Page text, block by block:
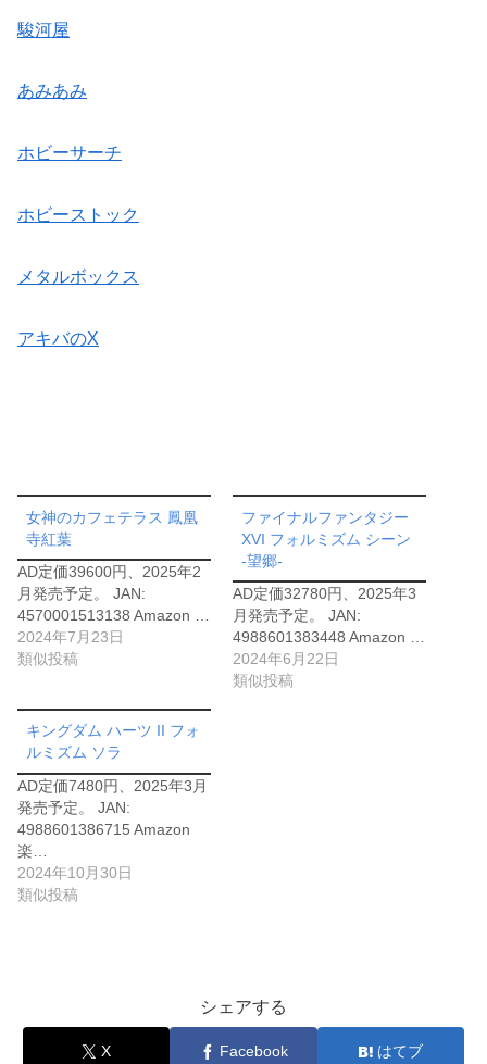
駿河屋
あみあみ
ホビーサーチ
ホビーストック
メタルボックス
アキバのX
女神のカフェテラス 鳳凰
寺紅葉
AD定価39600円、2025年2
月発売予定。 JAN:
4570001513138 Amazon …
2024年7月23日
類似投稿
ファイナルファンタジー
XVI フォルミズム シーン
‐望郷‐
AD定価32780円、2025年3
月発売予定。 JAN:
4988601383448 Amazon …
2024年6月22日
類似投稿
キングダム ハーツ II フォ
ルミズム ソラ
AD定価7480円、2025年3月
発売予定。 JAN:
4988601386715 Amazon
楽…
2024年10月30日
類似投稿
シェアする
X Facebook はてブ